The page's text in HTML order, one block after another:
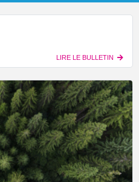
LIRE LE BULLETIN